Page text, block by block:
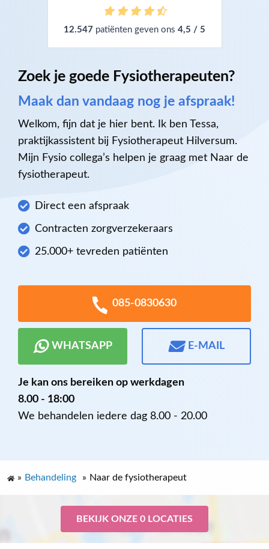
12.547 patiënten geven ons 4,5 / 5
Zoek je goede Fysiotherapeuten?
Maak dan vandaag nog je afspraak!
Welkom, fijn dat je hier bent. Ik ben Tessa,
praktijkassistent bij Fysiotherapeut Hilversum.
Mijn Fysio collega’s helpen je graag met Naar de
fysiotherapeut.
Direct een afspraak
Contracten zorgverzekeraars
25.000+ tevreden patiënten
085-0830630
WHATSAPP E-MAIL
Je kan ons bereiken op werkdagen
8.00 - 18:00
We behandelen iedere dag 8.00 - 20.00
» Behandeling » Naar de fysiotherapeut
BEKIJK ONZE 0 LOCATIES